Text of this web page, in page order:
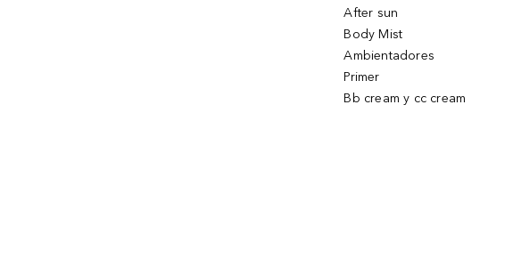
After sun
Body Mist
Ambientadores
Primer
Bb cream y cc cream